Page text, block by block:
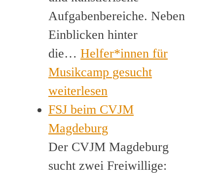
Aufgabenbereiche. Neben
Einblicken hinter
die… Helfer*innen für
Musikcamp gesucht
weiterlesen
FSJ beim CVJM
Magdeburg
Der CVJM Magdeburg
sucht zwei Freiwillige: